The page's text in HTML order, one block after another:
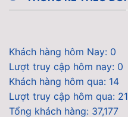
Khách hàng hôm Nay: 0
Lượt truy cập hôm nay: 0
Khách hàng hôm qua: 14
Lượt truy cập hôm qua: 21
Tổng khách hàng: 37,177